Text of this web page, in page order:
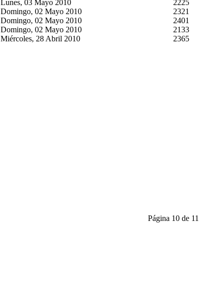
Lunes, 03 Mayo 2010
2225
Domingo, 02 Mayo 2010
2321
Domingo, 02 Mayo 2010
2401
Domingo, 02 Mayo 2010
2133
Miércoles, 28 Abril 2010 2365
Página 10 de 11